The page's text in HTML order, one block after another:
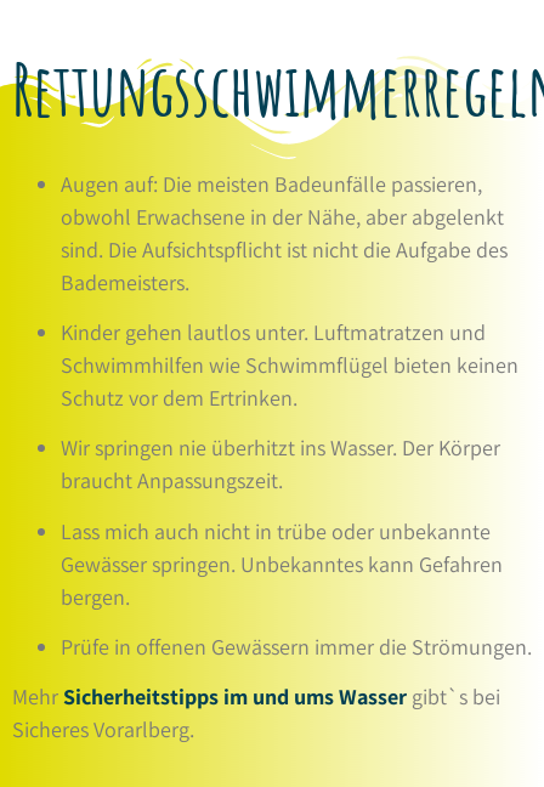
Augen auf: Die meisten Badeunfälle passieren,
obwohl Erwachsene in der Nähe, aber abgelenkt
sind. Die Aufsichtspflicht ist nicht die Aufgabe des
Bademeisters.
Kinder gehen lautlos unter. Luftmatratzen und
Schwimmhilfen wie Schwimmflügel bieten keinen
Schutz vor dem Ertrinken.
Wir springen nie überhitzt ins Wasser. Der Körper
braucht Anpassungszeit.
Lass mich auch nicht in trübe oder unbekannte
Gewässer springen. Unbekanntes kann Gefahren
bergen.
Prüfe in offenen Gewässern immer die Strömungen.
MehrSicherheitstipps im und ums Wasser gibt`s bei
Sicheres Vorarlberg.